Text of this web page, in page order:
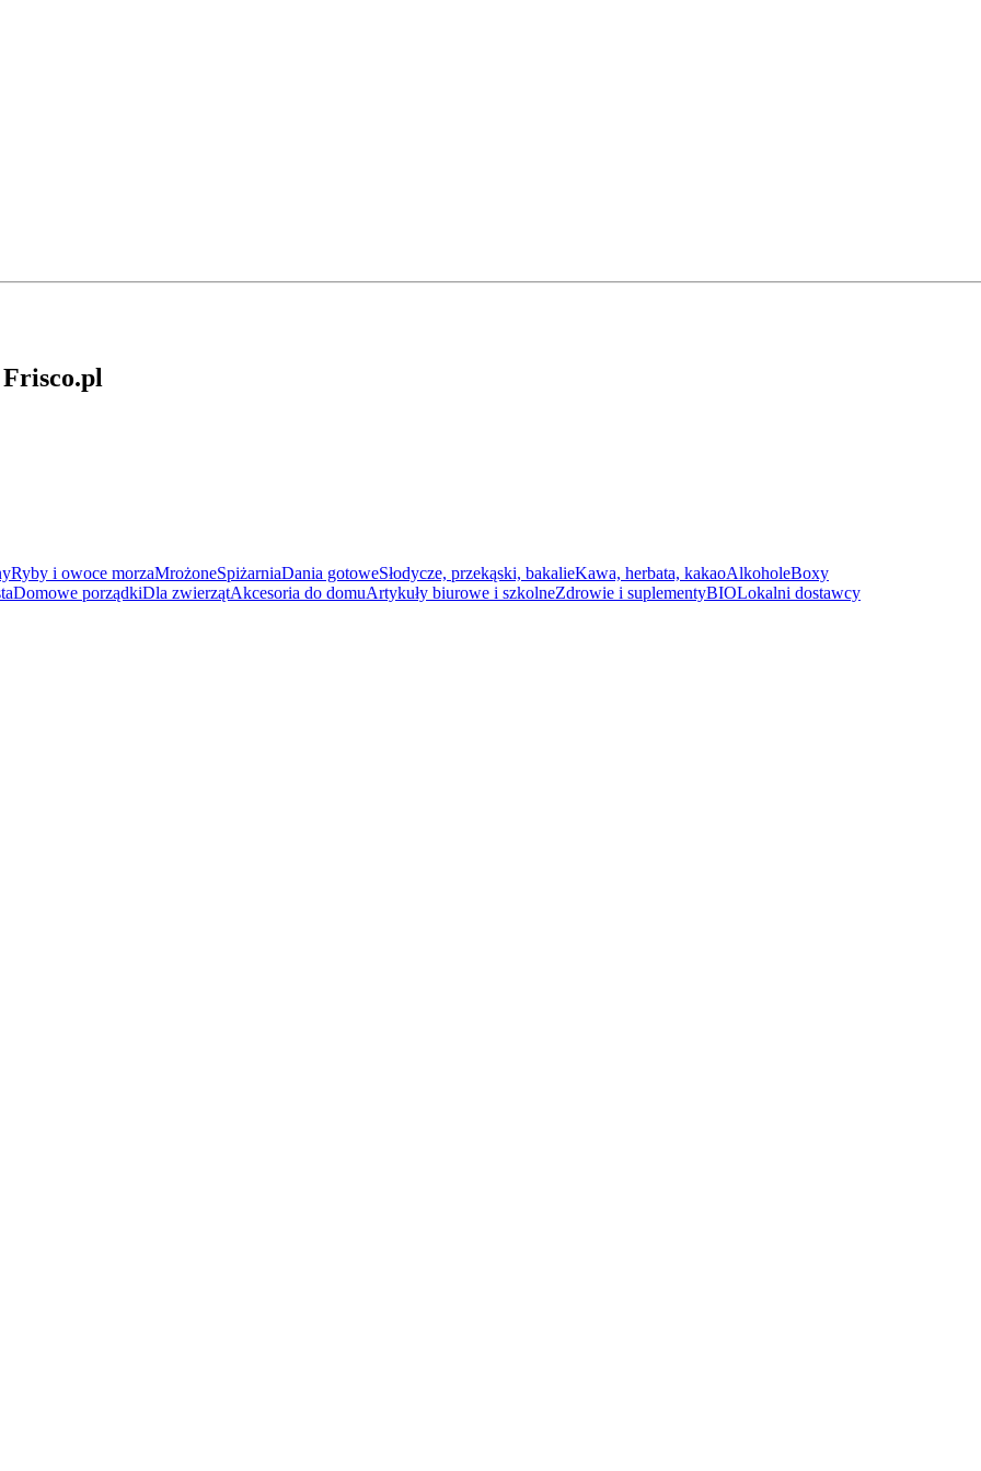
Ryby i owoce morzaMrożoneSpiżarniaDania gotoweSłodycze, przekąski, bakalieKawa, herbata, kakaoAlkoholeBoxy
Domowe porządkiDla zwierzątAkcesoria do domuArtykuły biurowe i szkolneZdrowie i suplementyBIOLokalni dostawcy